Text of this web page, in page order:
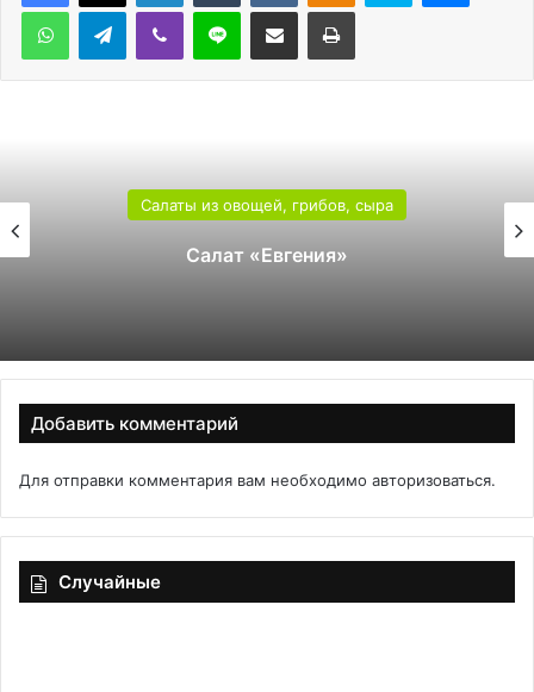
WhatsAppTelegramViber Line Поделиться через электронную почту Печатать
Салаты из овощей, грибов, сыра
Салат «Евгения»
Добавить комментарий
Для отправки комментария вам необходимо авторизоваться.
Случайные